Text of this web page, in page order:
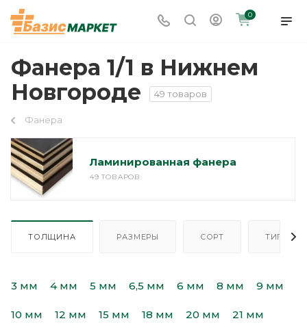
0
Фанера 1/1 в Нижнем
Новгороде
49 товаров
Фанера
Ламинированная фанера
49 ТОВАРОВ
ТОЛЩИНА РАЗМЕРЫ СОРТ ТИП
3 мм 4 мм 5 мм 6,5 мм 6 мм 8 мм 9 мм
10 мм 12 мм 15 мм 18 мм 20 мм 21 мм